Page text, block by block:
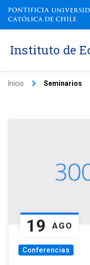
Instituto de
Inicio keyboard_arrow_right Seminarios
19 AGO
Conferencias